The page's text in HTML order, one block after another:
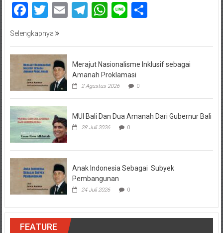
Facebook
Twitter
EmailTelegram
WhatsApp
Line
Selengkapnya
Merajut Nasionalisme Inklusif sebagai
Amanah Proklamasi
2 Agustus 2026 0
MUI Bali Dan Dua Amanah Dari Gubernur Bali
28 Juli 2026 0
Anak Indonesia Sebagai Subyek
Pembangunan
24 Juli 2026 0
FEATURE